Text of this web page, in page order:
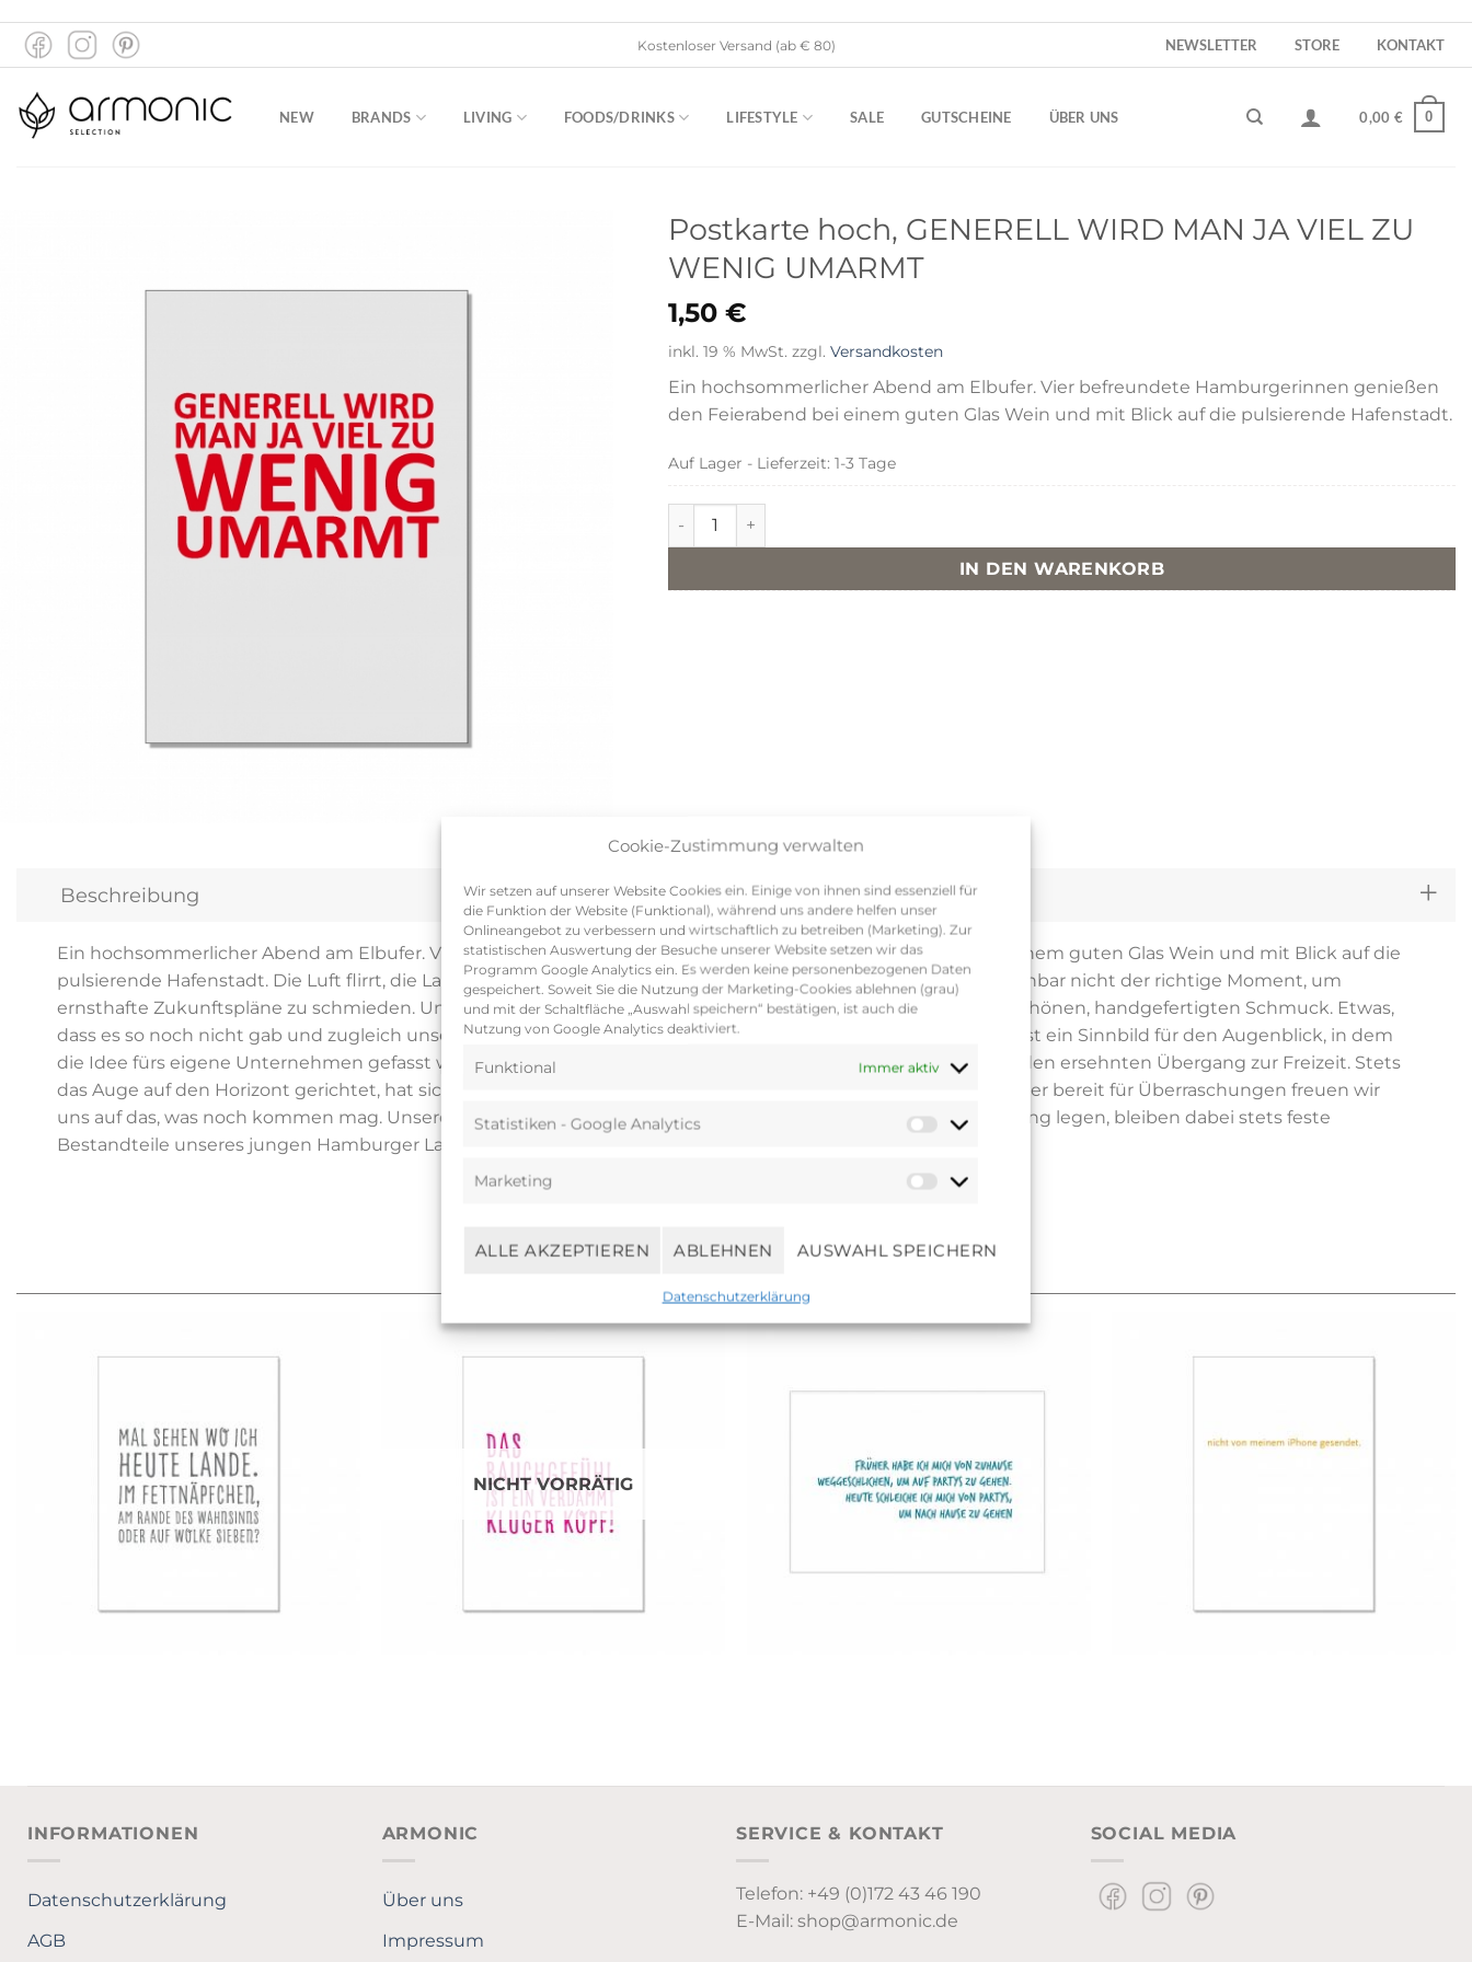
Cookie-Zustimmung verwalten
Wir setzen auf unserer Website Cookies ein. Einige von ihnen sind essenziell für
die Funktion der Website (Funktional), während uns andere helfen unser
Onlineangebot zu verbessern und wirtschaftlich zu betreiben (Marketing). Zur
statistischen Auswertung der Besuche unserer Website setzen wir das
Programm Google Analytics ein. Es werden keine personenbezogenen Daten
gespeichert. Soweit Sie die Nutzung der Marketing-Cookies ablehnen (grau)
und mit der Schaltfläche „Auswahl speichern“ bestätigen, ist auch die
Nutzung von Google Analytics deaktiviert.
Funktional Immer aktiv
Statistiken - Google Analytics
Marketing
ALLE AKZEPTIEREN ABLEHNEN AUSWAHL SPEICHERN
Datenschutzerklärung
Zum
Inhalt
springen
Kostenloser Versand (ab € 80) NEWSLETTER STORE KONTAKT
NEW BRANDS LIVING FOODS/DRINKS LIFESTYLE SALE GUTSCHEINE ÜBER UNS 0,00 € 0
Postkarte hoch, GENERELL WIRD MAN JA VIEL ZU
WENIG UMARMT
1,50 €
inkl. 19 % MwSt. zzgl. Versandkosten
Ein hochsommerlicher Abend am Elbufer. Vier befreundete Hamburgerinnen genießen
den Feierabend bei einem guten Glas Wein und mit Blick auf die pulsierende Hafenstadt.
Auf Lager - Lieferzeit: 1-3 Tage
Postkarte hoch, GENERELL WIRD MAN JA VIEL ZU WENIG UMARMT Menge
IN DEN WARENKORB
Beschreibung
Ein hochsommerlicher Abend am Elbufer. Vier befreundete Hamburgerinnen genießen den Feierabend bei einem guten Glas Wein und mit Blick auf die
pulsierende Hafenstadt. Die Luft flirrt, die Laune ist prächtig und an guten Gesprächen mangelt es nicht. Scheinbar nicht der richtige Moment, um
ernsthafte Zukunftspläne zu schmieden. Und doch steht Punkt 17.30 Uhr der Entschluss fest: ‚Wir verkaufen schönen, handgefertigten Schmuck. Etwas,
dass es so noch nicht gab und zugleich unser Wesen widerspiegelt.‘ Auch der Name war bald gefunden. 17;30 ist ein Sinnbild für den Augenblick, in dem
die Idee fürs eigene Unternehmen gefasst wurde; doch auch ein Symbol für den wohlverdienten Feierabend, den ersehnten Übergang zur Freizeit. Stets
das Auge auf den Horizont gerichtet, hat sich unserer Sortiment zusehends erweitert. Enthusiastisch und immer bereit für Überraschungen freuen wir
uns auf das, was noch kommen mag. Unsere Heimatliebe und den Wert, den wir auf handwerkliche Verarbeitung legen, bleiben dabei stets feste
Bestandteile unseres jungen Hamburger Labels.
Ähnliche Produkte
NICHT VORRÄTIG
INFORMATIONEN
Datenschutzerklärung
AGB
ARMONIC
Über uns
Impressum
SERVICE & KONTAKT
Telefon: +49 (0)172 43 46 190
E-Mail: shop@armonic.de
SOCIAL MEDIA